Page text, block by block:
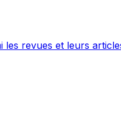
les revues et leurs